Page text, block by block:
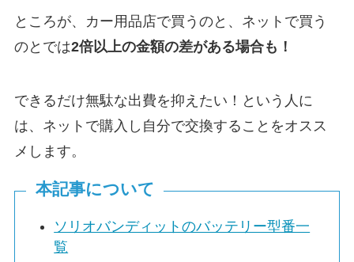
ところが、カー用品店で買うのと、ネットで買う
のとでは2倍以上の金額の差がある場合も！
できるだけ無駄な出費を抑えたい！という人に
は、ネットで購入し自分で交換することをオスス
メします。
本記事について
ソリオバンディットのバッテリー型番一
覧